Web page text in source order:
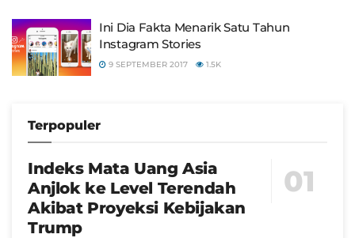
Ini Dia Fakta Menarik Satu Tahun
Instagram Stories
9 SEPTEMBER 2017 1.5K
Terpopuler
Indeks Mata Uang Asia
Anjlok ke Level Terendah
Akibat Proyeksi Kebijakan
Trump